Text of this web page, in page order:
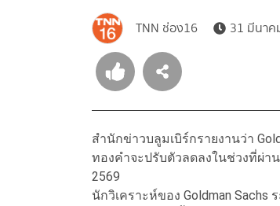
TNN ช่อง16 31 มีนาค
สำนักข่าวบลูมเบิร์กรายงานว่า
ทองคำจะปรับตัวลดลงในช่วงที่ผ่า
2569
นักวิเคราะห์ของ Goldman